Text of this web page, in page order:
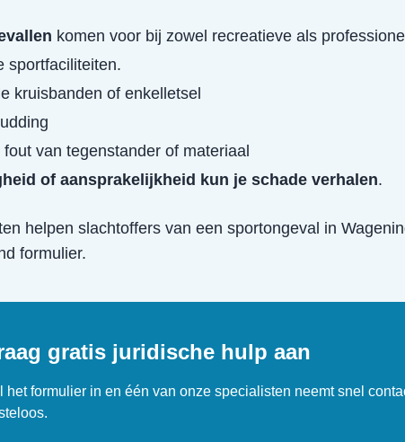
komen voor bij zowel recreatieve als
sportfaciliteiten.
kruisbanden of enkelletsel
fout van tegenstander of materiaal
of aansprakelijkheid kun je schade verhalen.
helpen slachtoffers van een sportongeval in
formulier.
gratis juridische hulp aan
het formulier in en één van onze specialisten neemt snel